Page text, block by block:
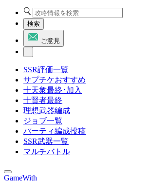
検索
ご意見
SSR評価一覧
サプチケおすすめ
十天衆最終･加入
十賢者最終
理想武器編成
ジョブ一覧
パーティ編成投稿
SSR武器一覧
マルチバトル
GameWith